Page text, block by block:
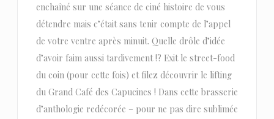
enchaîné sur une séance de ciné histoire de vous
détendre mais c’était sans tenir compte de l’appel
de votre ventre après minuit. Quelle drôle d’idée
d’avoir faim aussi tardivement !? Exit le street-food
du coin (pour cette fois) et filez découvrir le lifting
du Grand Café des Capucines ! Dans cette brasserie
d’anthologie redécorée – pour ne pas dire sublimée